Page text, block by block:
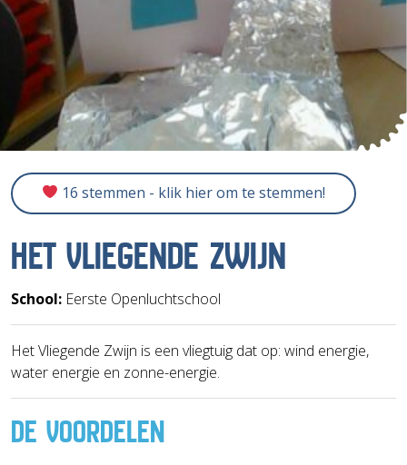
16 stemmen - klik hier om te stemmen!
HET VLIEGENDE ZWIJN
School: Eerste Openluchtschool
Het Vliegende Zwijn is een vliegtuig dat op: wind energie,
water energie en zonne-energie.
DE VOORDELEN